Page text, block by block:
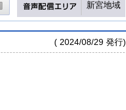
新宮地域
( 2024/08/29 発行)